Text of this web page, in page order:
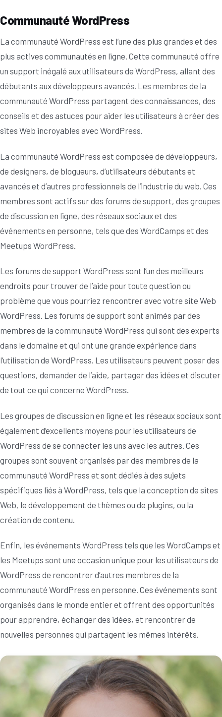
Communauté WordPress
La communauté WordPress est l’une des plus grandes et des
plus actives communautés en ligne. Cette communauté offre
un support inégalé aux utilisateurs de WordPress, allant des
débutants aux développeurs avancés. Les membres de la
communauté WordPress partagent des connaissances, des
conseils et des astuces pour aider les utilisateurs à créer des
sites Web incroyables avec WordPress.
La communauté WordPress est composée de développeurs,
de designers, de blogueurs, d’utilisateurs débutants et
avancés et d’autres professionnels de l’industrie du web. Ces
membres sont actifs sur des forums de support, des groupes
de discussion en ligne, des réseaux sociaux et des
événements en personne, tels que des WordCamps et des
Meetups WordPress.
Les forums de support WordPress sont l’un des meilleurs
endroits pour trouver de l’aide pour toute question ou
problème que vous pourriez rencontrer avec votre site Web
WordPress. Les forums de support sont animés par des
membres de la communauté WordPress qui sont des experts
dans le domaine et qui ont une grande expérience dans
l’utilisation de WordPress. Les utilisateurs peuvent poser des
questions, demander de l’aide, partager des idées et discuter
de tout ce qui concerne WordPress.
Les groupes de discussion en ligne et les réseaux sociaux sont
également d’excellents moyens pour les utilisateurs de
WordPress de se connecter les uns avec les autres. Ces
groupes sont souvent organisés par des membres de la
communauté WordPress et sont dédiés à des sujets
spécifiques liés à WordPress, tels que la conception de sites
Web, le développement de thèmes ou de plugins, ou la
création de contenu.
Enfin, les événements WordPress tels que les WordCamps et
les Meetups sont une occasion unique pour les utilisateurs de
WordPress de rencontrer d’autres membres de la
communauté WordPress en personne. Ces événements sont
organisés dans le monde entier et offrent des opportunités
pour apprendre, échanger des idées, et rencontrer de
nouvelles personnes qui partagent les mêmes intérêts.